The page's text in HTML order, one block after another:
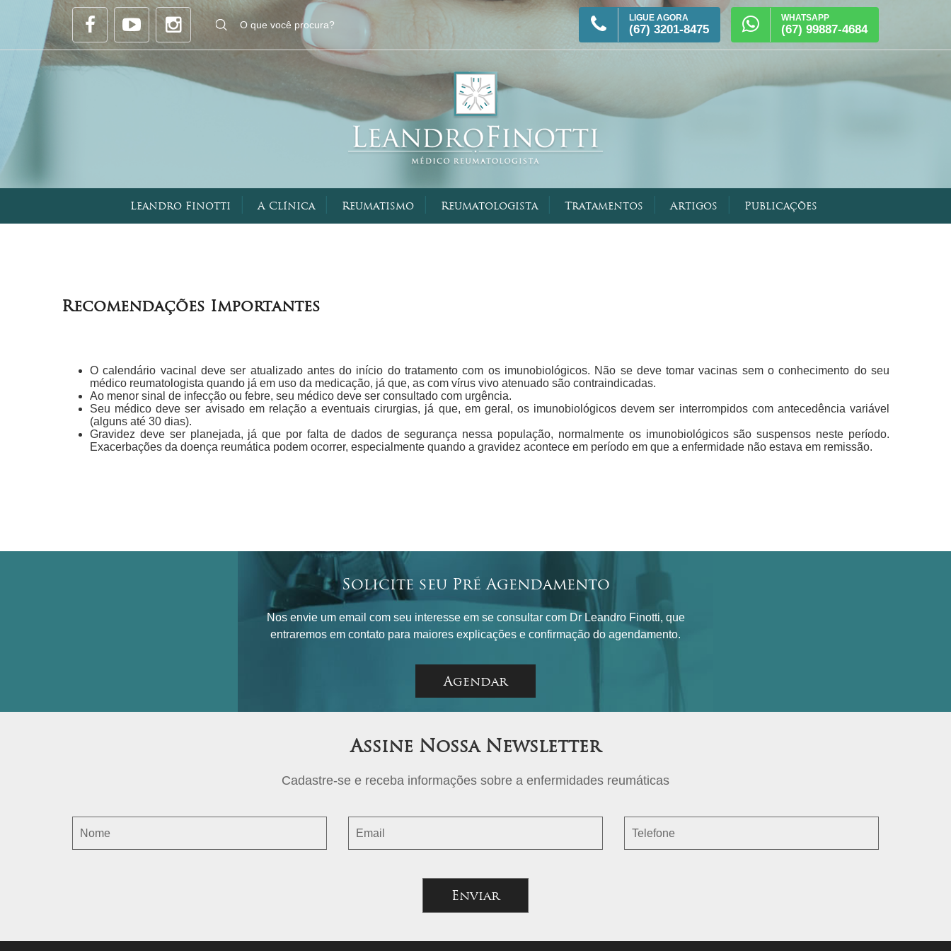
WHATSAPP
(67) 99887-4684
LIGUE AGORA
(67) 3201-8475
Leandro Finotti A Clínica Reumatismo Reumatologista Tratamentos Artigos Publicações
Recomendações Importantes
O calendário vacinal deve ser atualizado antes do início do tratamento com os imunobiológicos. Não se deve tomar vacinas sem o conhecimento do seu
médico reumatologista quando já em uso da medicação, já que, as com vírus vivo atenuado são contraindicadas.
Ao menor sinal de infecção ou febre, seu médico deve ser consultado com urgência.
Seu médico deve ser avisado em relação a eventuais cirurgias, já que, em geral, os imunobiológicos devem ser interrompidos com antecedência variável
(alguns até 30 dias).
Gravidez deve ser planejada, já que por falta de dados de segurança nessa população, normalmente os imunobiológicos são suspensos neste período.
Exacerbações da doença reumática podem ocorrer, especialmente quando a gravidez acontece em período em que a enfermidade não estava em remissão.
Solicite seu Pré Agendamento
Nos envie um email com seu interesse em se consultar com Dr Leandro Finotti, que
entraremos em contato para maiores explicações e confirmação do agendamento.
Agendar
Assine Nossa Newsletter
Cadastre-se e receba informações sobre a enfermidades reumáticas